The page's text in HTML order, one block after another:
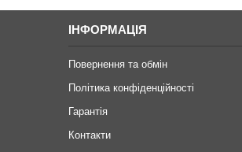
ІНФОРМАЦІЯ
Повернення та обмін
Політика конфіденційності
Гарантія
Контакти